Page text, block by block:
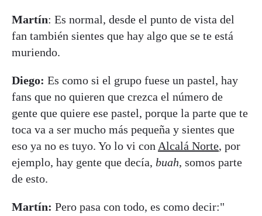
Martín: Es normal, desde el punto de vista del
fan también sientes que hay algo que se te está
muriendo.
Diego: Es como si el grupo fuese un pastel, hay
fans que no quieren que crezca el número de
gente que quiere ese pastel, porque la parte que te
toca va a ser mucho más pequeña y sientes que
eso ya no es tuyo. Yo lo vi con Alcalá Norte, por
ejemplo, hay gente que decía, buah, somos parte
de esto.
Martín: Pero pasa con todo, es como decir:"